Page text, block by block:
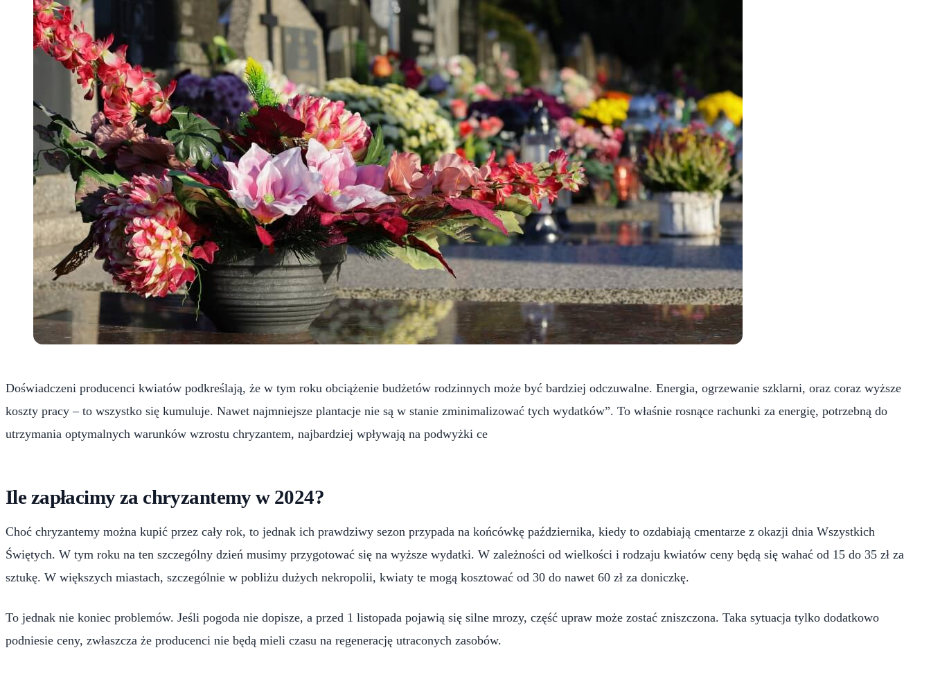
Doświadczeni producenci kwiatów podkreślają, że w tym roku obciążenie budżetów rodzinnych może być bardziej odczuwalne. Energia, ogrzewanie szklarni, oraz coraz wyższe
koszty pracy – to wszystko się kumuluje. Nawet najmniejsze plantacje nie są w stanie zminimalizować tych wydatków”. To właśnie rosnące rachunki za energię, potrzebną do
utrzymania optymalnych warunków wzrostu chryzantem, najbardziej wpływają na podwyżki ce
Ile zapłacimy za chryzantemy w 2024?
Choć chryzantemy można kupić przez cały rok, to jednak ich prawdziwy sezon przypada na końcówkę października, kiedy to ozdabiają cmentarze z okazji dnia Wszystkich
Świętych. W tym roku na ten szczególny dzień musimy przygotować się na wyższe wydatki. W zależności od wielkości i rodzaju kwiatów ceny będą się wahać od 15 do 35 zł za
sztukę. W większych miastach, szczególnie w pobliżu dużych nekropolii, kwiaty te mogą kosztować od 30 do nawet 60 zł za doniczkę.
To jednak nie koniec problemów. Jeśli pogoda nie dopisze, a przed 1 listopada pojawią się silne mrozy, część upraw może zostać zniszczona. Taka sytuacja tylko dodatkowo
podniesie ceny, zwłaszcza że producenci nie będą mieli czasu na regenerację utraconych zasobów.